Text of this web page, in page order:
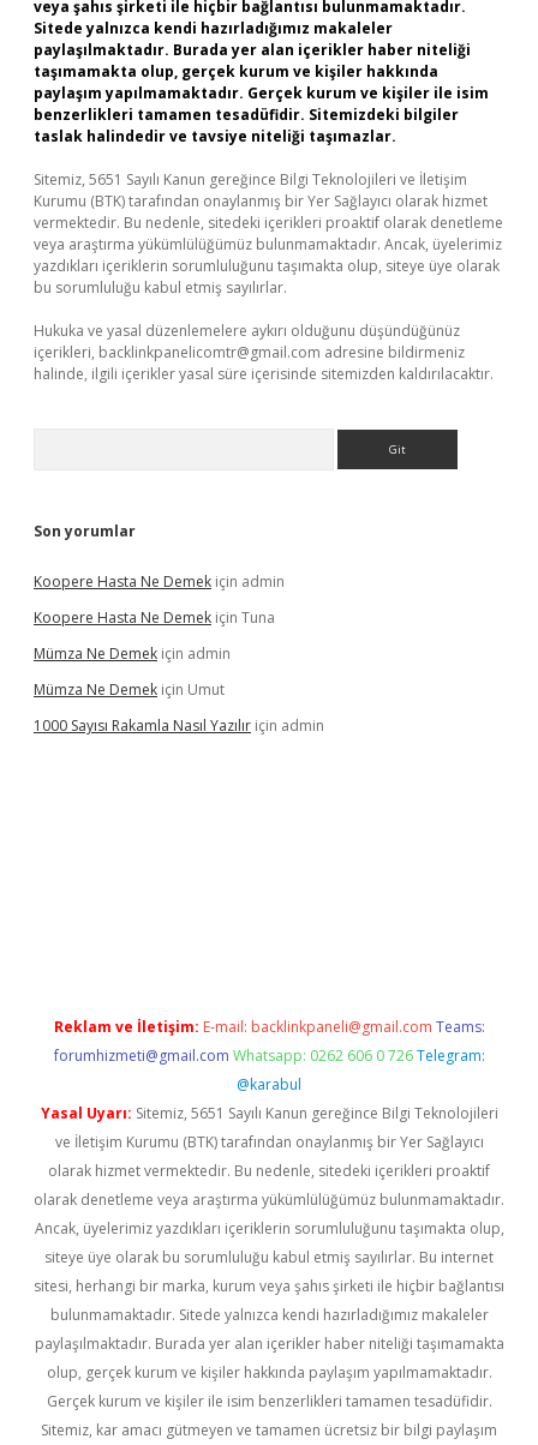
veya şahıs şirketi ile hiçbir bağlantısı bulunmamaktadır.
Sitede yalnızca kendi hazırladığımız makaleler
paylaşılmaktadır. Burada yer alan içerikler haber niteliği
taşımamakta olup, gerçek kurum ve kişiler hakkında
paylaşım yapılmamaktadır. Gerçek kurum ve kişiler ile isim
benzerlikleri tamamen tesadüfidir. Sitemizdeki bilgiler
taslak halindedir ve tavsiye niteliği taşımazlar.
Sitemiz, 5651 Sayılı Kanun gereğince Bilgi Teknolojileri ve İletişim
Kurumu (BTK) tarafından onaylanmış bir Yer Sağlayıcı olarak hizmet
vermektedir. Bu nedenle, sitedeki içerikleri proaktif olarak denetleme
veya araştırma yükümlülüğümüz bulunmamaktadır. Ancak, üyelerimiz
yazdıkları içeriklerin sorumluluğunu taşımakta olup, siteye üye olarak
bu sorumluluğu kabul etmiş sayılırlar.
Hukuka ve yasal düzenlemelere aykırı olduğunu düşündüğünüz
içerikleri, backlinkpanelicomtr@gmail.com adresine bildirmeniz
halinde, ilgili içerikler yasal süre içerisinde sitemizden kaldırılacaktır.
Son yorumlar
Koopere Hasta Ne Demek için admin
Koopere Hasta Ne Demek için Tuna
Mümza Ne Demek için admin
Mümza Ne Demek için Umut
1000 Sayısı Rakamla Nasıl Yazılır için admin
Reklam ve İletişim: E-mail: backlinkpaneli@gmail.com Teams:
forumhizmeti@gmail.com Whatsapp: 0262 606 0 726 Telegram:
@karabul
Yasal Uyarı: Sitemiz, 5651 Sayılı Kanun gereğince Bilgi Teknolojileri
ve İletişim Kurumu (BTK) tarafından onaylanmış bir Yer Sağlayıcı
olarak hizmet vermektedir. Bu nedenle, sitedeki içerikleri proaktif
olarak denetleme veya araştırma yükümlülüğümüz bulunmamaktadır.
Ancak, üyelerimiz yazdıkları içeriklerin sorumluluğunu taşımakta olup,
siteye üye olarak bu sorumluluğu kabul etmiş sayılırlar. Bu internet
sitesi, herhangi bir marka, kurum veya şahıs şirketi ile hiçbir bağlantısı
bulunmamaktadır. Sitede yalnızca kendi hazırladığımız makaleler
paylaşılmaktadır. Burada yer alan içerikler haber niteliği taşımamakta
olup, gerçek kurum ve kişiler hakkında paylaşım yapılmamaktadır.
Gerçek kurum ve kişiler ile isim benzerlikleri tamamen tesadüfidir.
Sitemiz, kar amacı gütmeyen ve tamamen ücretsiz bir bilgi paylaşım